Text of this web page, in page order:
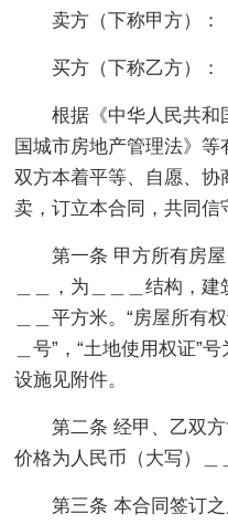
卖方（下称甲方）：
买方（下称乙方）：
根据《中华人民共和
国城市房地产管理法》
双方本着平等、自愿、
卖，订立本合同，共同信
第一条 甲方所有房
＿＿，为＿＿＿结构，
＿＿平方米。“房屋所有
＿号”，“土地使用权证”
设施见附件。
第二条 经甲、乙双
价格为人民币（大写）＿
第三条 本合同签订